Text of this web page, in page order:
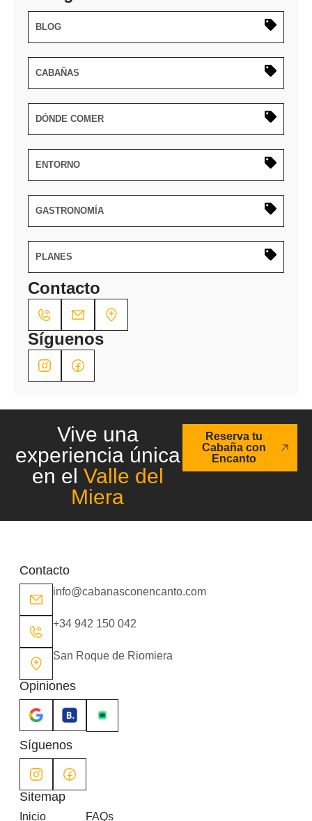
BLOG
CABAÑAS
DÓNDE COMER
ENTORNO
GASTRONOMÍA
PLANES
Contacto
Síguenos
Vive una
experiencia única
en el Valle del
Miera
Reserva tu
Cabaña con
Encanto
Contacto
info@cabanasconencanto.com
+34 942 150 042
San Roque de Riomiera
Opiniones
Síguenos
Sitemap
Inicio FAQs